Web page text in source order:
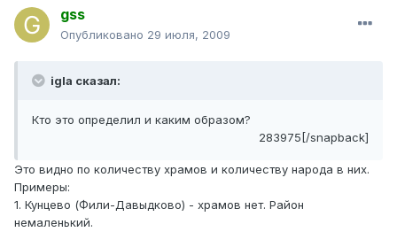
gss
Опубликовано 29 июля, 2009
igla сказал:
Кто это определил и каким образом?
283975[/snapback]
Это видно по количеству храмов и количеству народа в них.
Примеры:
1. Кунцево (Фили-Давыдково) - храмов нет. Район
немаленький.